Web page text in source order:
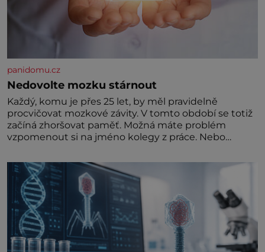
panidomu.cz
Nedovolte mozku stárnout
Každý, komu je přes 25 let, by měl pravidelně
procvičovat mozkové závity. V tomto období se totiž
začíná zhoršovat paměť. Možná máte problém
vzpomenout si na jméno kolegy z práce. Nebo
nedávno přečetli. Je to opravdu tak, s věkem jako
kdyby se paměť rozhodla stávkovat. Cvičte